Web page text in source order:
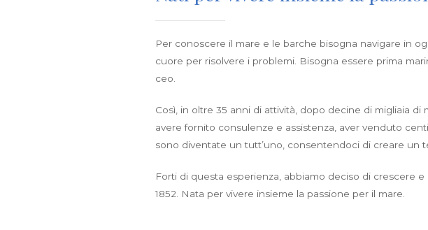
Per conoscere il mare e le barche bisogna navigare in
cuore per risolvere i problemi. Bisogna essere prima
ceo.
Così, in oltre 35 anni di attività, dopo decine di migliaia
avere fornito consulenze e assistenza, aver venduto
sono diventate un tutt’uno, consentendoci di creare un
Forti di questa esperienza, abbiamo deciso di crescere
1852. Nata per vivere insieme la passione per il mare.